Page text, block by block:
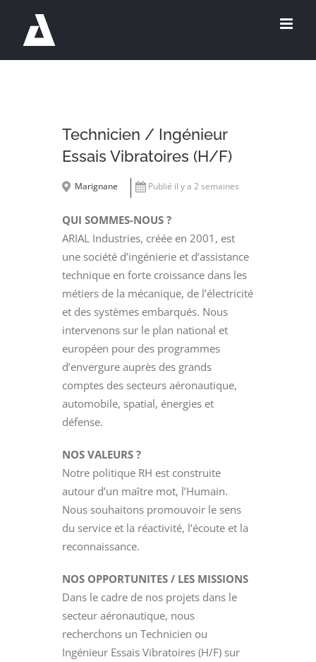
contenu
Technicien / Ingénieur
Essais Vibratoires (H/F)
Marignane Publié il y a 2 semaines
QUI SOMMES-NOUS ?
ARIAL Industries, créée en 2001, est
une société d’ingénierie et d’assistance
technique en forte croissance dans les
métiers de la mécanique, de l’électricité
et des systèmes embarqués. Nous
intervenons sur le plan national et
européen pour des programmes
d’envergure auprès des grands
comptes des secteurs aéronautique,
automobile, spatial, énergies et
défense.
NOS VALEURS ?
Notre politique RH est construite
autour d’un maître mot, l’Humain.
Nous souhaitons promouvoir le sens
du service et la réactivité, l’écoute et la
reconnaissance.
NOS OPPORTUNITES / LES MISSIONS
Dans le cadre de nos projets dans le
secteur aéronautique, nous
recherchons un Technicien ou
Ingénieur Essais Vibratoires (H/F) sur